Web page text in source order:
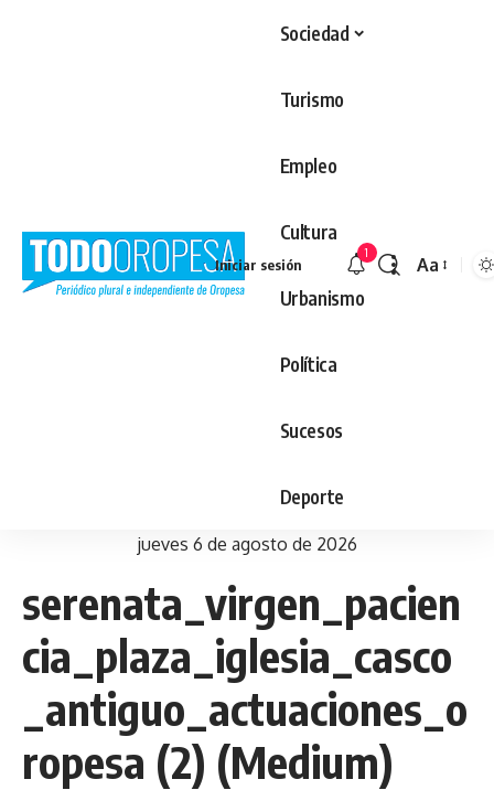
Sociedad
Turismo
Empleo
Cultura
Urbanismo
Política
Sucesos
Deporte
Iniciar sesión
1
Aa
jueves 6 de agosto de 2026
serenata_virgen_pacien
cia_plaza_iglesia_casco
_antiguo_actuaciones_o
ropesa (2) (Medium)